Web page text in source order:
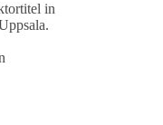
in
.